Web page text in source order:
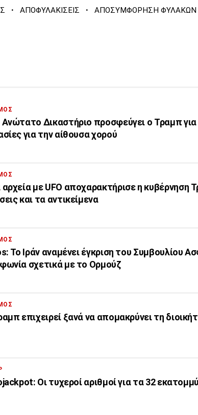
· ΑΠΟΦΥΛΑΚΙΣΕΙΣ · ΑΠΟΣΥΜΦΟΡΗΣΗ ΦΥΛΑΚΩΝ
Δικαστήριο προσφεύγει ο Τραμπ
για την αίθουσα χορού
με UFO αποχαρακτήρισε η κυβέρνηση
και τα αντικείμενα
Το Ιράν αναμένει έγκριση του Συμβουλίου
σχετικά με το Ορμούζ
επιχειρεί ξανά να απομακρύνει τη
Οι τυχεροί αριθμοί για τα 32